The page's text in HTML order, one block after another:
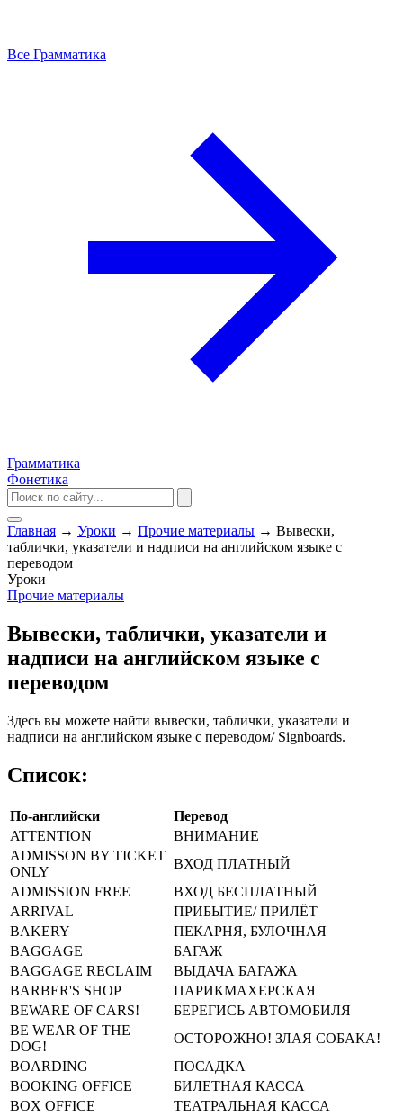
Все Грамматика
Грамматика
Фонетика
Главная → Уроки → Прочие материалы → Вывески,
таблички, указатели и надписи на английском языке с
переводом
Уроки
Прочие материалы
Вывески, таблички, указатели и
надписи на английском языке с
переводом
Здесь вы можете найти вывески, таблички, указатели и
надписи на английском языке с переводом/ Signboards.
Список:
По-английски
Перевод
ATTENTION
ВНИМАНИЕ
ADMISSON BY TICKET
ONLY
ВХОД ПЛАТНЫЙ
ADMISSION FREE
ВХОД БЕСПЛАТНЫЙ
ARRIVAL
ПРИБЫТИЕ/ ПРИЛЁТ
BAKERY
ПЕКАРНЯ, БУЛОЧНАЯ
BAGGAGE
БАГАЖ
BAGGAGE RECLAIM
ВЫДАЧА БАГАЖА
BARBER'S SHOP
ПАРИКМАХЕРСКАЯ
BEWARE OF CARS!
БЕРЕГИСЬ АВТОМОБИЛЯ
BE WEAR OF THE
DOG!
ОСТОРОЖНО! ЗЛАЯ СОБАКА!
BOARDING
ПОСАДКА
BOOKING OFFICE
БИЛЕТНАЯ КАССА
BOX OFFICE
ТЕАТРАЛЬНАЯ КАССА